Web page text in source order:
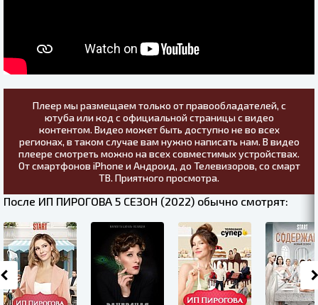
Плеер мы размещаем только от правообладателей, с
ютуба или код с официальной страницы с видео
контентом. Видео может быть доступно не во всех
регионах, в таком случае вам нужно написать нам. В видео
плеере смотреть можно на всех совместимых устройствах.
От смартфонов iPhone и Андроид, до Телевизоров, со смарт
ТВ. Приятного просмотра.
После ИП ПИРОГОВА 5 СЕЗОН (2022) обычно смотрят: